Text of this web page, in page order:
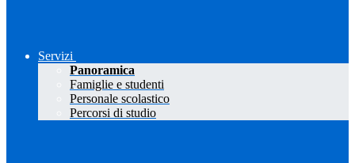
Servizi
Panoramica
Famiglie e studenti
Personale scolastico
Percorsi di studio